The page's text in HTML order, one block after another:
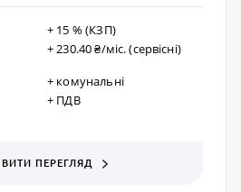
+ 15 % (КЗП)
+ 230.40 ₴/мic. (сервісні)
+ комунальні
+ ПДВ
ПЕРЕГЛЯД